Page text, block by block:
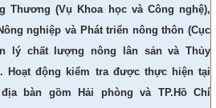
Thương (Vụ Khoa học và Công nghệ),
nghiệp và Phát triển nông thôn (Cục
lý chất lượng nông lân sản và Thủy
Hoạt động kiểm tra được thực hiện tại
bàn gồm Hải phòng và TP.Hồ Chí